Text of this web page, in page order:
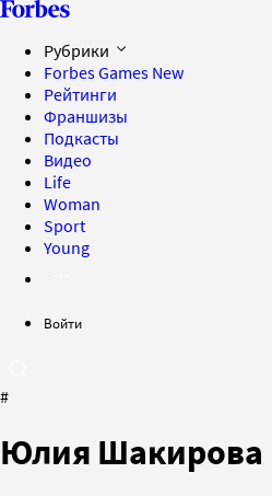
Рубрики
Forbes Games New
Рейтинги
Франшизы
Подкасты
Видео
Life
Woman
Sport
Young
Войти
#
Юлия Шакирова